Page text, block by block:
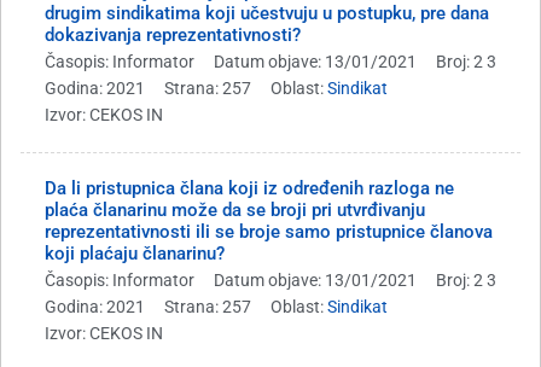
drugim sindikatima koji učestvuju u postupku, pre dana
dokazivanja reprezentativnosti?
Časopis: Informator Datum objave: 13/01/2021
Broj: 2 3
Godina: 2021
Strana: 257 Oblast:Sindikat
Izvor: CEKOS IN
Da li pristupnica člana koji iz određenih razloga ne
plaća članarinu može da se broji pri utvrđivanju
reprezentativnosti ili se broje samo pristupnice članova
koji plaćaju članarinu?
Časopis: Informator Datum objave: 13/01/2021
Broj: 2 3
Godina: 2021
Strana: 257 Oblast:Sindikat
Izvor: CEKOS IN